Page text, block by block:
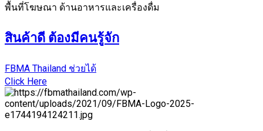
พื้นที่โฆษณา ด้านอาหารและเครื่องดื่ม
สินค้าดี ต้องมีคนรู้จัก
FBMA Thailand ช่วยได้
Click Here